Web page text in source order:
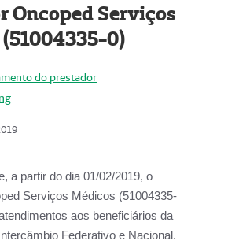
Oncoped Serviços
0)
do prestador
a partir do dia 01/02/2019, o
Serviços Médicos (51004335-
aos beneficiários da
Federativo e Nacional.